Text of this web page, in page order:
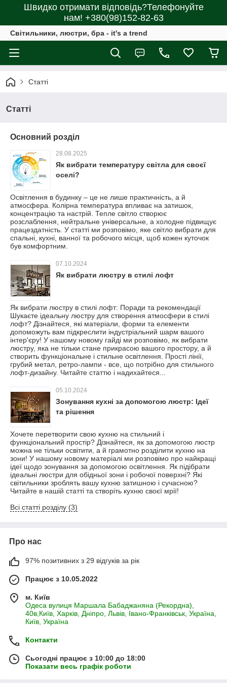
Швидко отримати відповідь?Телефонуйте
нам! +380(98)152-82-63
Світильники, люстри, бра - it's a trend
Статті
Статті
Основний розділ
28.08.2025
Як вибрати температуру світла для своєї
оселі?
Освітлення в будинку – це не лише практичність, а й
атмосфера. Колірна температура впливає на затишок,
концентрацію та настрій. Тепле світло створює
розслаблення, нейтральне універсальне, а холодне підвищує
працездатність. У статті ми розповімо, яке світло вибрати для
спальні, кухні, ванної та робочого місця, щоб кожен куточок
був комфортним.
07.10.2024
Як вибрати люстру в стилі лофт
Як вибрати люстру в стилі лофт: Поради та рекомендації
Шукаєте ідеальну люстру для створення атмосфери в стилі
лофт? Дізнайтеся, які матеріали, форми та елементи
допоможуть вам підкреслити індустріальний шарм вашого
інтер'єру! У нашому новому гайді ми розповімо, як вибрати
люстру, яка не тільки стане прикрасою вашого простору, а й
створить функціональне і стильне освітлення. Прості лінії,
грубий метал, ретро-лампи - все, що потрібно для стильного
лофт-дизайну. Читайте статтю і надихайтеся...
05.10.2024
Зонування кухні за допомогою люстр: Ідеї
та рішення
Хочете перетворити свою кухню на стильний і
функціональний простір? Дізнайтеся, як за допомогою люстр
можна не тільки освітити, а й грамотно розділити кухню на
зони! У нашому новому матеріалі ми розповімо про найкращі
ідеї щодо зонування за допомогою освітлення. Як підібрати
ідеальні люстри для обідньої зони і робочої поверхні? Які
світильники зроблять вашу кухню затишною і сучасною?
Читайте в нашій статті та створіть кухню своєї мрії!
Всі статті розділу (3)
Про нас
97% позитивних з 29 відгуків за рік
Працює з 10.05.2022
м. Київ
Одеса вулиця Маршала Бабаджаняна (Рекордна),
40в,Київ, Харків, Дніпро, Львів, Івано-Франківськ, Україна,
Київ, Україна
Контакти
Сьогодні працює з 10:00 до 18:00
Показати весь графік роботи